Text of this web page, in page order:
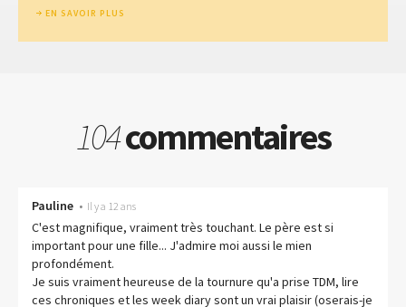
EN SAVOIR PLUS
104commentaires
Pauline • Il y a 12 ans
C'est magnifique, vraiment très touchant. Le père est si
important pour une fille... J'admire moi aussi le mien
profondément.
Je suis vraiment heureuse de la tournure qu'a prise TDM, lire
ces chroniques et les week diary sont un vrai plaisir (oserais-je